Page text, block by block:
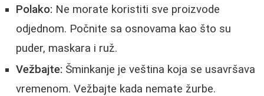
Polako: Ne morate koristiti sve proizvode
odjednom. Počnite sa osnovama kao što su
puder, maskara i ruž.
Vežbajte: Šminkanje je veština koja se usavršava
vremenom. Vežbajte kada nemate žurbe.